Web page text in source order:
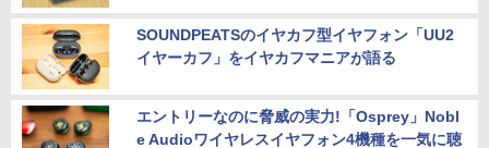
SOUNDPEATSのイヤカフ型イヤフォン「UU2
イヤーカフ」をイヤカフマニアが語る
エントリーなのに脅威の実力!「Osprey」Nobl
e Audioワイヤレスイヤフォン4機種を一気に聴